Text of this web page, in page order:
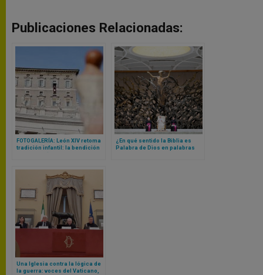
Publicaciones Relacionadas:
FOTOGALERÍA: León XIV retoma
tradición infantil: la bendición
¿En qué sentido la Biblia es
Palabra de Dios en palabras
Una Iglesia contra la lógica de
la guerra: voces del Vaticano,